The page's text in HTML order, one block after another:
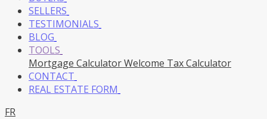
SELLERS
TESTIMONIALS
BLOG
TOOLS
Mortgage CalculatorWelcome Tax Calculator
CONTACT
REAL ESTATE FORM
FR